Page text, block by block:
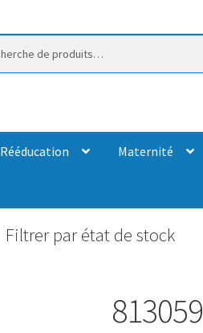
Rééducation Maternité
Filtrer par état de stock
813059